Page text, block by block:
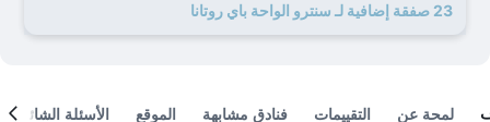
23 صفقة إضافية لـ سنترو الواحة باي روتانا
لمحة عن التقييمات فنادق مشابهة الموقع الأسئلة الشائعة